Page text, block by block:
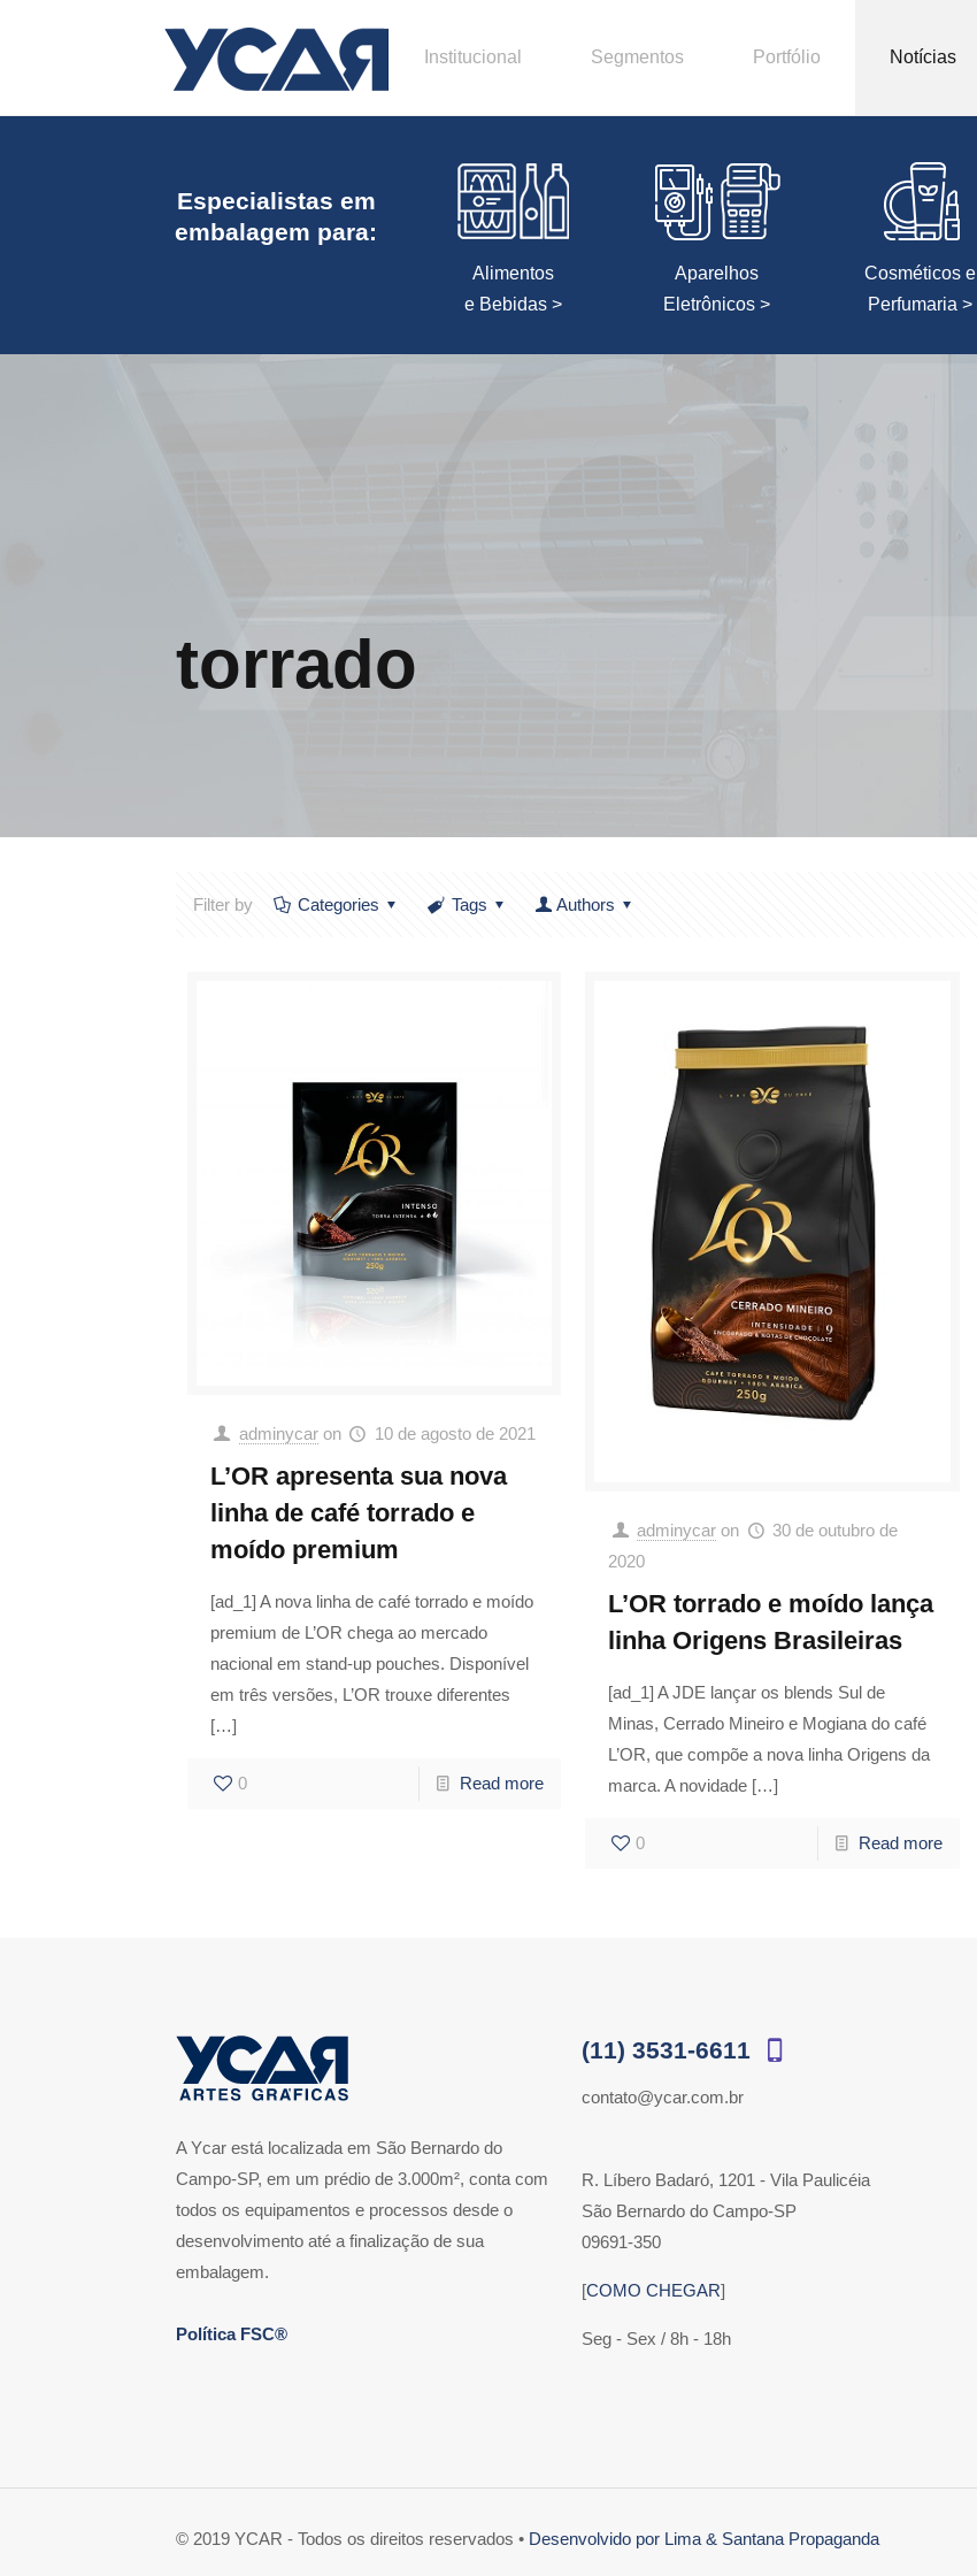
Institucional Segmentos Portfólio Notícias
Especialistas em
embalagem para:
Alimentos
e Bebidas >
Aparelhos
Eletrônicos >
Cosméticos e
Perfumaria >
torrado
Filter by Categories Tags Authors
adminycar on 10 de agosto de 2021
L’OR apresenta sua nova
linha de café torrado e
moído premium
[ad_1] A nova linha de café torrado e moído
premium de L’OR chega ao mercado
nacional em stand-up pouches. Disponível
em três versões, L’OR trouxe diferentes
[…]
0 Read more
adminycar on
30 de outubro de
2020
L’OR torrado e moído lança
linha Origens Brasileiras
[ad_1] A JDE lançar os blends Sul de
Minas, Cerrado Mineiro e Mogiana do café
L’OR, que compõe a nova linha Origens da
marca. A novidade […]
0 Read more
A Ycar está localizada em São Bernardo do
Campo-SP, em um prédio de 3.000m², conta com
todos os equipamentos e processos desde o
desenvolvimento até a finalização de sua
embalagem.
Política FSC®
(11) 3531-6611
contato@ycar.com.br
R. Líbero Badaró, 1201 - Vila Paulicéia
São Bernardo do Campo-SP
09691-350
[COMO CHEGAR]
Seg - Sex / 8h - 18h
© 2019 YCAR - Todos os direitos reservados • Desenvolvido por Lima & Santana Propaganda